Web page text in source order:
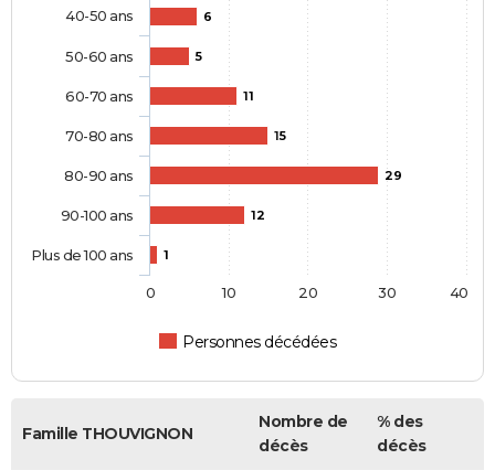
6
5
11
15
29
12
1
Personnes décédées
40-50 ans
50-60 ans
60-70 ans
70-80 ans
80-90 ans
90-100 ans
Plus de 100 ans
0 10 20 30 40
Famille THOUVIGNON
Nombre de
décès
% des
décès